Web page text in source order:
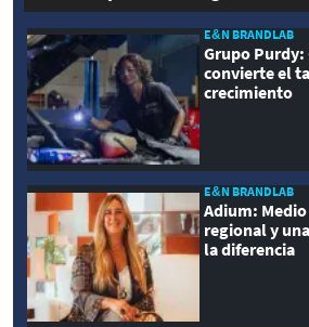
E&N BRANDLAB
Grupo
convierte el
crecimiento
E&N BRANDLAB
Adium:
regional y
la diferencia